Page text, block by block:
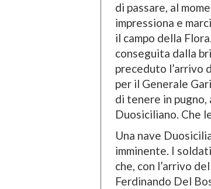
di passare, al
impressiona e
il campo della
conseguita dalla
preceduto l’arrivo
per il Generale
di tenere in
Duosiciliano. Che
Una nave
imminente. I
che, con l’arrivo
Ferdinando Del